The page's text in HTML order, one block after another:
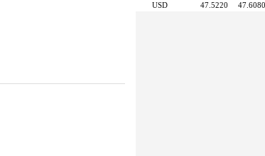
USD
47.6080
47.5220